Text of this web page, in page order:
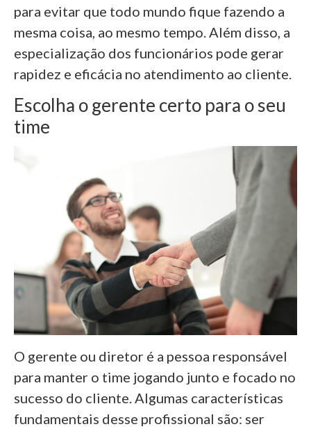
para evitar que todo mundo fique fazendo a
mesma coisa, ao mesmo tempo. Além disso, a
especialização dos funcionários pode gerar
rapidez e eficácia no atendimento ao cliente.
Escolha o gerente certo para o seu
time
O gerente ou diretor é a pessoa responsável
para manter o time jogando junto e focado no
sucesso do cliente. Algumas características
fundamentais desse profissional são: ser